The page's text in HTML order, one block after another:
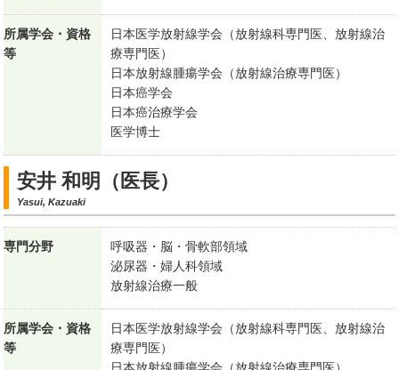
所属学会・資格
等
日本医学放射線学会（放射線科専門医、放射線治
療専門医）
日本放射線腫瘍学会（放射線治療専門医）
日本癌学会
日本癌治療学会
医学博士
安井 和明（医長）
Yasui, Kazuaki
専門分野
呼吸器・脳・骨軟部領域
泌尿器・婦人科領域
放射線治療一般
所属学会・資格
等
日本医学放射線学会（放射線科専門医、放射線治
療専門医）